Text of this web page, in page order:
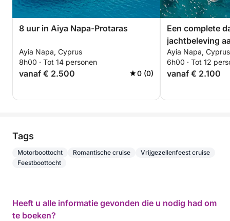
8 uur in Aiya Napa-Protaras
Ayia Napa, Cyprus
8h00 · Tot 14 personen
vanaf € 2.500 0 (0)
Een complete
jachtbeleving
Ayia Napa, Cyprus
6h00 · Tot 12
vanaf € 2.100
Tags
Motorboottocht Romantische cruise
Vrijgezellenfeest cruise
Feestboottocht
Heeft u alle informatie gevonden die u nodig had om
te boeken?